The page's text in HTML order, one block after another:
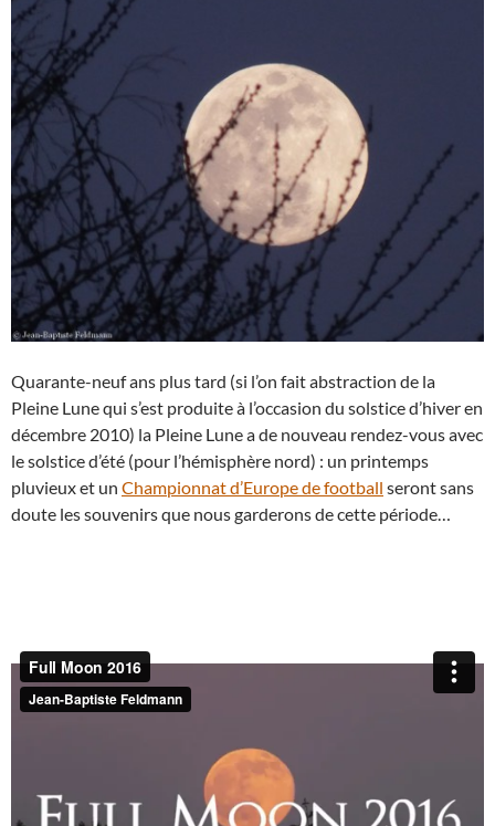
Quarante-neuf ans plus tard (si l’on fait abstraction de la
Pleine Lune qui s’est produite à l’occasion du solstice d’hiver en
décembre 2010) la Pleine Lune a de nouveau rendez-vous avec
le solstice d’été (pour l’hémisphère nord) : un printemps
pluvieux et un Championnat d’Europe de football seront sans
doute les souvenirs que nous garderons de cette période…